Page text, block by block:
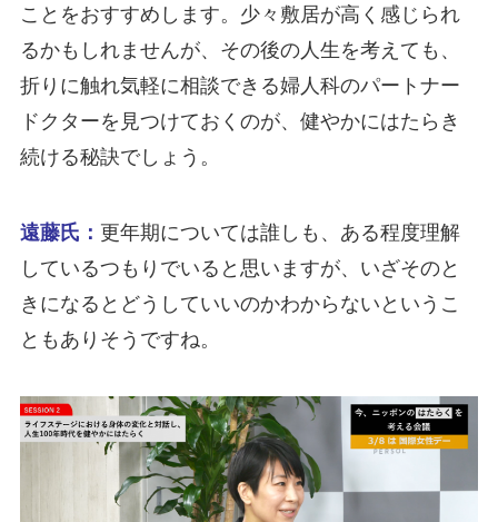
ことをおすすめします。少々敷居が高く感じられ
るかもしれませんが、その後の人生を考えても、
折りに触れ気軽に相談できる婦人科のパートナー
ドクターを見つけておくのが、健やかにはたらき
続ける秘訣でしょう。
遠藤氏： 更年期については誰しも、ある程度理解
しているつもりでいると思いますが、いざそのと
きになるとどうしていいのかわからないというこ
ともありそうですね。